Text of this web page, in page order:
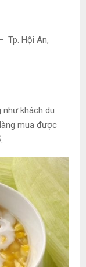
Tp. Hội An,
khách du
mua được